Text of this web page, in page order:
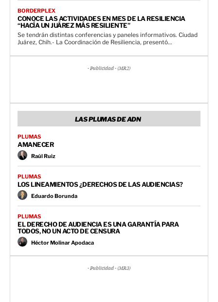
BORDERPLEX
CONOCE LAS ACTIVIDADES EN MES DE LA RESILIENCIA
“HACÍA UN JUÁREZ MÁS RESILIENTE”
Se tendrán distintas conferencias y paneles informativos. Ciudad
Juárez, Chih.- La Coordinación de Resiliencia, presentó...
- Publicidad - (MR2)
LAS PLUMAS DE ADN
PLUMAS
AMANECER
Raúl Ruiz
PLUMAS
LOS LINEAMIENTOS ¿DERECHOS DE LAS AUDIENCIAS?
Eduardo Borunda
PLUMAS
EL DERECHO DE AUDIENCIA ES UNA GARANTÍA PARA
TODOS, NO UN ACTO DE CENSURA
Héctor Molinar Apodaca
- Publicidad - (MR3)